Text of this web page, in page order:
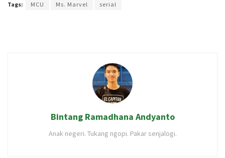
Tags: MCU Ms. Marvel serial
Bintang Ramadhana Andyanto
Anak negeri. Tukang ngopi. Pakar senjalogi.